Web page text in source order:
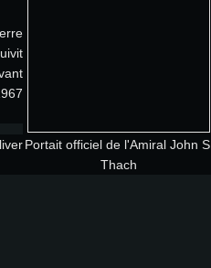
complet)
Portait officiel de l'Amiral John S.
Thach